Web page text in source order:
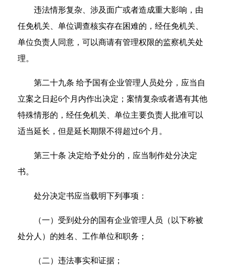
违法情形复杂、涉及面广或者造成重大影响，由
任免机关、单位调查核实存在困难的，经任免机关、
单位负责人同意，可以商请有管理权限的监察机关处
理。
第二十九条 给予国有企业管理人员处分，应当自
立案之日起6个月内作出决定；案情复杂或者遇有其他
特殊情形的，经任免机关、单位主要负责人批准可以
适当延长，但是延长期限不得超过6个月。
第三十条 决定给予处分的，应当制作处分决定
书。
处分决定书应当载明下列事项：
（一）受到处分的国有企业管理人员（以下称被
处分人）的姓名、工作单位和职务；
（二）违法事实和证据；